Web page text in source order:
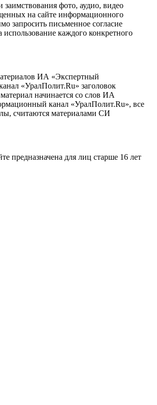
фото, аудио, видео
на сайте информационного
запросить письменное согласие
использование каждого конкретного
ИА «Экспертный
«УралПолит.Ru» заголовок
начинается со слов ИА
канал «УралПолит.Ru», все
считаются материалами СИ
предназначена для лиц старше 16 лет